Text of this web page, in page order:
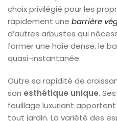
choix privilégié pour les
rapidement une barrière
d’autres arbustes qui
former une haie dense, le
quasi-instantanée.
Outre sa rapidité de
son esthétique unique.
feuillage luxuriant
tout jardin. La variété des